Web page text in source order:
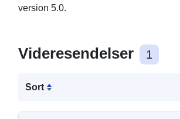
version 5.0.
Videresendelser 1
Sort